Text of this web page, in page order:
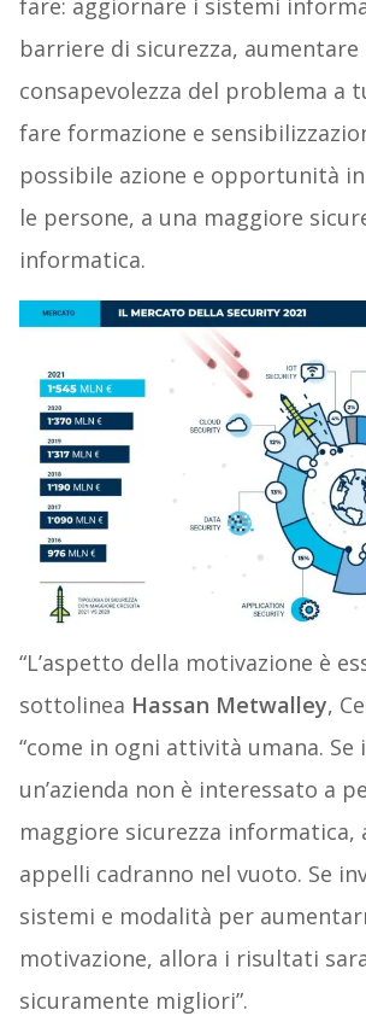
fare: aggiornare i sistemi
barriere di sicurezza, aumentare
consapevolezza del problema a
fare formazione e
possibile azione e opportunità
le persone, a una maggiore
informatica.
“L’aspetto della motivazione è
sottolinea Hassan Metwalley,
“come in ogni attività umana. Se
un’azienda non è interessato a
maggiore sicurezza
appelli cadranno nel vuoto. Se
sistemi e modalità per
motivazione, allora i risultati
sicuramente migliori”.